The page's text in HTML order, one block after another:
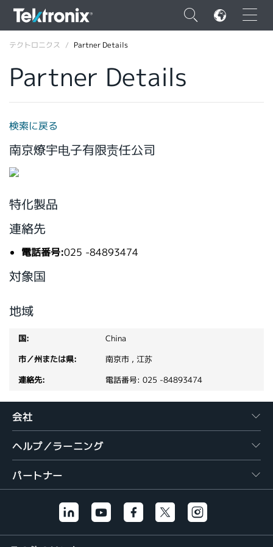
×
ENGLISH
FRANÇAIS
简体中文
日本語
繁體中文
テクトロニクス Partner Details
Partner Details
検索に戻る
南京燎宇电子有限责任公司
特化製品
連絡先
電話番号:025 -84893474
対象国
地域
China
南京市 , 江苏
電話番号: 025 -84893474
会社
ヘルプ／ラーニング
パートナー